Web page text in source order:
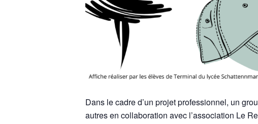
Dans le cadre d’un projet professionnel, un
autres en collaboration avec l’association Le